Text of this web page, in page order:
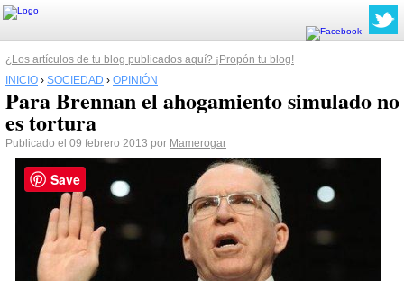
¿Los artículos de tu blog publicados aquí? ¡Propón tu blog!
INICIO › SOCIEDAD › OPINIÓN
Para Brennan el ahogamiento simulado no
es tortura
Publicado el 09 febrero 2013 por Mamerogar
Save